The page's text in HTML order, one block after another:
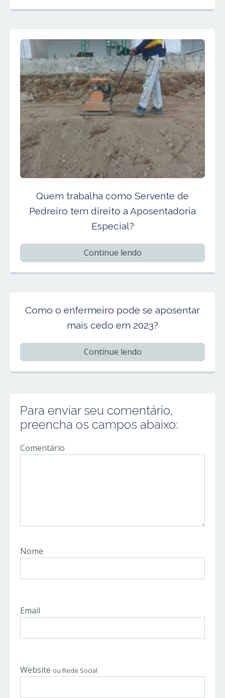
Quem trabalha como Servente de
Pedreiro tem direito a Aposentadoria
Especial?
Continue lendo
Como o enfermeiro pode se aposentar
mais cedo em 2023?
Continue lendo
Para enviar seu comentário,
preencha os campos abaixo:
Comentário
Nome
Email
Website ou Rede Social